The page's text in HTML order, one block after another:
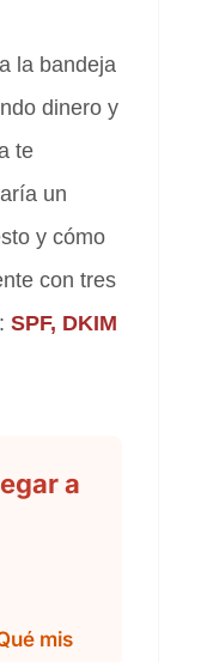
la bandeja
dinero y
te
un
y cómo
con tres
SPF, DKIM
a
mis